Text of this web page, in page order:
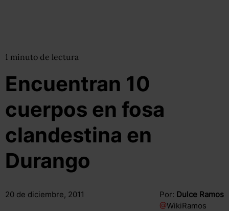
1 minuto de lectura
Encuentran 10
cuerpos en fosa
clandestina en
Durango
20 de diciembre, 2011 Por: Dulce Ramos
@WikiRamos